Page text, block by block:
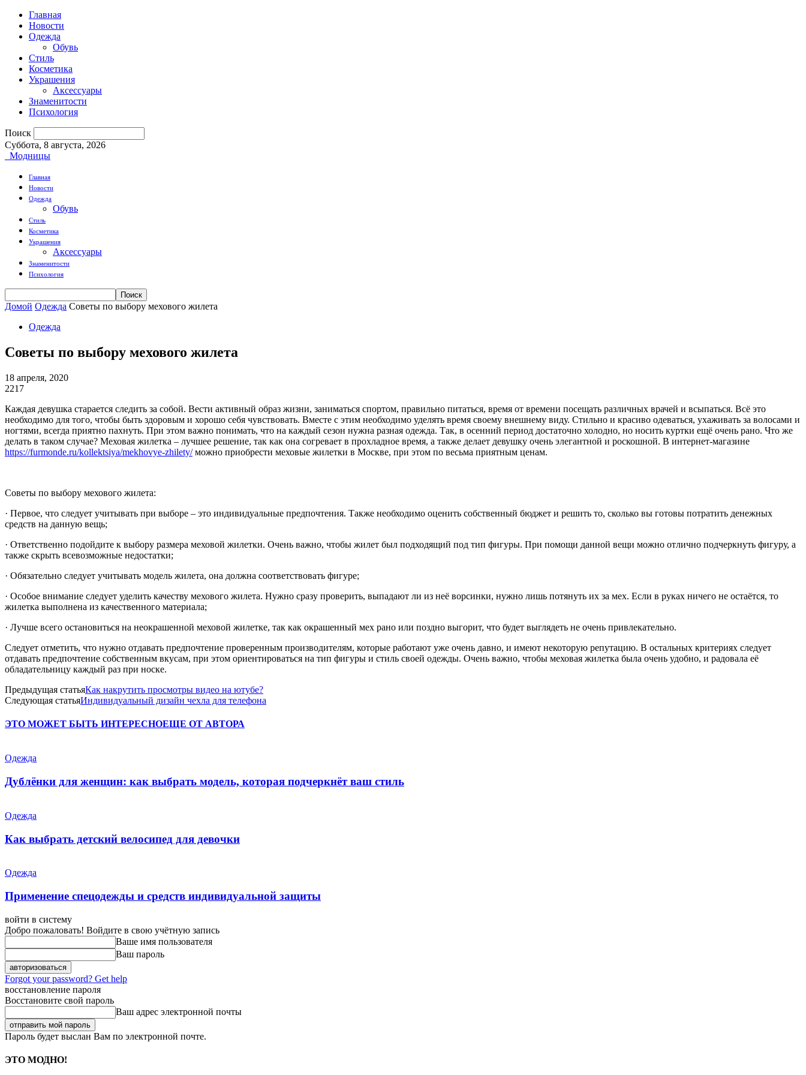
Главная
Новости
Одежда
Обувь
Стиль
Косметика
Украшения
Аксессуары
Знаменитости
Психология
Поиск
Суббота, 8 августа, 2026
Модницы
Главная
Новости
Одежда
Обувь
Стиль
Косметика
Украшения
Аксессуары
Знаменитости
Психология
Домой Одежда Советы по выбору мехового жилета
Одежда
Советы по выбору мехового жилета
18 апреля, 2020
2217
Каждая девушка старается следить за собой. Вести активный образ жизни, заниматься спортом, правильно питаться, время от времени посещать различных врачей и всыпаться. Всё это
необходимо для того, чтобы быть здоровым и хорошо себя чувствовать. Вместе с этим необходимо уделять время своему внешнему виду. Стильно и красиво одеваться, ухаживать за волосами и
ногтями, всегда приятно пахнуть. При этом важно понимать, что на каждый сезон нужна разная одежда. Так, в осенний период достаточно холодно, но носить куртки ещё очень рано. Что же
делать в таком случае? Меховая жилетка – лучшее решение, так как она согревает в прохладное время, а также делает девушку очень элегантной и роскошной. В интернет-магазине
https://furmonde.ru/kollektsiya/mekhovye-zhilety/можно приобрести меховые жилетки в Москве, при этом по весьма приятным ценам.
Советы по выбору мехового жилета:
· Первое, что следует учитывать при выборе – это индивидуальные предпочтения. Также необходимо оценить собственный бюджет и решить то, сколько вы готовы потратить денежных
средств на данную вещь;
· Ответственно подойдите к выбору размера меховой жилетки. Очень важно, чтобы жилет был подходящий под тип фигуры. При помощи данной вещи можно отлично подчеркнуть фигуру, а
также скрыть всевозможные недостатки;
· Обязательно следует учитывать модель жилета, она должна соответствовать фигуре;
· Особое внимание следует уделить качеству мехового жилета. Нужно сразу проверить, выпадают ли из неё ворсинки, нужно лишь потянуть их за мех. Если в руках ничего не остаётся, то
жилетка выполнена из качественного материала;
· Лучше всего остановиться на неокрашенной меховой жилетке, так как окрашенный мех рано или поздно выгорит, что будет выглядеть не очень привлекательно.
Следует отметить, что нужно отдавать предпочтение проверенным производителям, которые работают уже очень давно, и имеют некоторую репутацию. В остальных критериях следует
отдавать предпочтение собственным вкусам, при этом ориентироваться на тип фигуры и стиль своей одежды. Очень важно, чтобы меховая жилетка была очень удобно, и радовала её
обладательницу каждый раз при носке.
Предыдущая статьяКак накрутить просмотры видео на ютубе?
Следующая статьяИндивидуальный дизайн чехла для телефона
ЭТО МОЖЕТ БЫТЬ ИНТЕРЕСНОЕЩЕ ОТ АВТОРА
Одежда
Дублёнки для женщин: как выбрать модель, которая подчеркнёт ваш стиль
Одежда
Как выбрать детский велосипед для девочки
Одежда
Применение спецодежды и средств индивидуальной защиты
войти в систему
Добро пожаловать! Войдите в свою учётную запись
Ваше имя пользователя
Ваш пароль
Forgot your password? Get help
восстановление пароля
Восстановите свой пароль
Ваш адрес электронной почты
Пароль будет выслан Вам по электронной почте.
ЭТО МОДНО!